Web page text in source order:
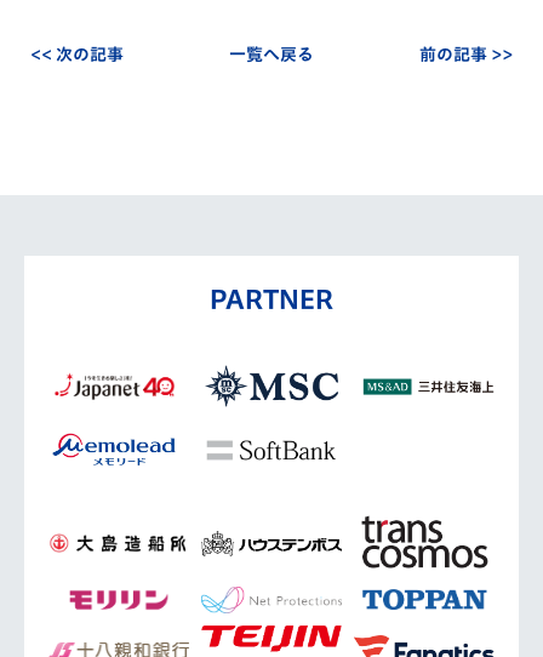
<< 次の記事 一覧へ戻る 前の記事 >>
PARTNER